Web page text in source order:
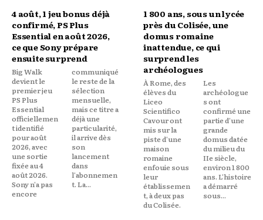
4 août, 1 jeu bonus déjà
confirmé, PS Plus
Essential en août 2026,
ce que Sony prépare
ensuite surprend
Big Walk
devient le
premier jeu
PS Plus
Essential
officiellemen
t identifié
pour août
2026, avec
une sortie
fixée au 4
août 2026.
Sony n'a pas
encore
communiqué
le reste de la
sélection
mensuelle,
mais ce titre a
déjà une
particularité,
il arrive dès
son
lancement
dans
l'abonnemen
t. La...
1 800 ans, sous un lycée
près du Colisée, une
domus romaine
inattendue, ce qui
surprend les
archéologues
À Rome, des
élèves du
Liceo
Scientifico
Cavour ont
mis sur la
piste d'une
maison
romaine
enfouie sous
leur
établissemen
t, à deux pas
du Colisée.
Les
archéologue
s ont
confirmé une
partie d'une
grande
domus datée
du milieu du
IIe siècle,
environ 1 800
ans. L'histoire
a démarré
sous...